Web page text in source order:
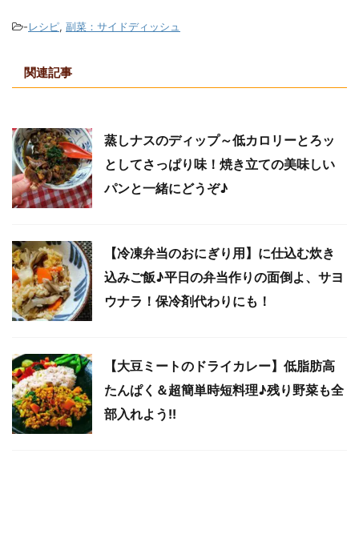
-レシピ, 副菜：サイドディッシュ
関連記事
蒸しナスのディップ～低カロリーとろッ
としてさっぱり味！焼き立ての美味しい
パンと一緒にどうぞ♪
【冷凍弁当のおにぎり用】に仕込む炊き
込みご飯♪平日の弁当作りの面倒よ、サヨ
ウナラ！保冷剤代わりにも！
【大豆ミートのドライカレー】低脂肪高
たんぱく＆超簡単時短料理♪残り野菜も全
部入れよう!!